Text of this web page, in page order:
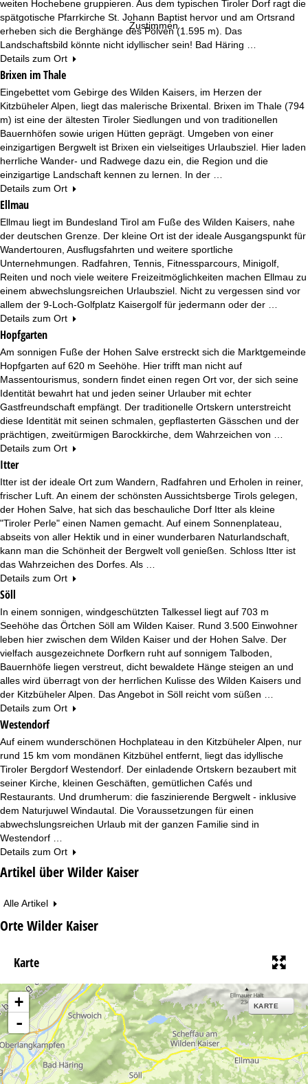
Zustimmen
weiten Hochebene gruppieren. Aus dem typischen Tiroler Dorf ragt die
spätgotische Pfarrkirche St. Johann Baptist hervor und am Ortsrand
erheben sich die Berghänge des Pölven (1.595 m). Das
Landschaftsbild könnte nicht idyllischer sein! Bad Häring …
Details zum Ort
Brixen im Thale
Eingebettet vom Gebirge des Wilden Kaisers, im Herzen der
Kitzbüheler Alpen, liegt das malerische Brixental. Brixen im Thale (794
m) ist eine der ältesten Tiroler Siedlungen und von traditionellen
Bauernhöfen sowie urigen Hütten geprägt. Umgeben von einer
einzigartigen Bergwelt ist Brixen ein vielseitiges Urlaubsziel. Hier laden
herrliche Wander- und Radwege dazu ein, die Region und die
einzigartige Landschaft kennen zu lernen. In der …
Details zum Ort
Ellmau
Ellmau liegt im Bundesland Tirol am Fuße des Wilden Kaisers, nahe
der deutschen Grenze. Der kleine Ort ist der ideale Ausgangspunkt für
Wandertouren, Ausflugsfahrten und weitere sportliche
Unternehmungen. Radfahren, Tennis, Fitnessparcours, Minigolf,
Reiten und noch viele weitere Freizeitmöglichkeiten machen Ellmau zu
einem abwechslungsreichen Urlaubsziel. Nicht zu vergessen sind vor
allem der 9-Loch-Golfplatz Kaisergolf für jedermann oder der …
Details zum Ort
Hopfgarten
Am sonnigen Fuße der Hohen Salve erstreckt sich die Marktgemeinde
Hopfgarten auf 620 m Seehöhe. Hier trifft man nicht auf
Massentourismus, sondern findet einen regen Ort vor, der sich seine
Identität bewahrt hat und jeden seiner Urlauber mit echter
Gastfreundschaft empfängt. Der traditionelle Ortskern unterstreicht
diese Identität mit seinen schmalen, gepflasterten Gässchen und der
prächtigen, zweitürmigen Barockkirche, dem Wahrzeichen von …
Details zum Ort
Itter
Itter ist der ideale Ort zum Wandern, Radfahren und Erholen in reiner,
frischer Luft. An einem der schönsten Aussichtsberge Tirols gelegen,
der Hohen Salve, hat sich das beschauliche Dorf Itter als kleine
"Tiroler Perle" einen Namen gemacht. Auf einem Sonnenplateau,
abseits von aller Hektik und in einer wunderbaren Naturlandschaft,
kann man die Schönheit der Bergwelt voll genießen. Schloss Itter ist
das Wahrzeichen des Dorfes. Als …
Details zum Ort
Söll
In einem sonnigen, windgeschützten Talkessel liegt auf 703 m
Seehöhe das Örtchen Söll am Wilden Kaiser. Rund 3.500 Einwohner
leben hier zwischen dem Wilden Kaiser und der Hohen Salve. Der
vielfach ausgezeichnete Dorfkern ruht auf sonnigem Talboden,
Bauernhöfe liegen verstreut, dicht bewaldete Hänge steigen an und
alles wird überragt von der herrlichen Kulisse des Wilden Kaisers und
der Kitzbüheler Alpen. Das Angebot in Söll reicht vom süßen …
Details zum Ort
Westendorf
Auf einem wunderschönen Hochplateau in den Kitzbüheler Alpen, nur
rund 15 km vom mondänen Kitzbühel entfernt, liegt das idyllische
Tiroler Bergdorf Westendorf. Der einladende Ortskern bezaubert mit
seiner Kirche, kleinen Geschäften, gemütlichen Cafés und
Restaurants. Und drumherum: die faszinierende Bergwelt - inklusive
dem Naturjuwel Windautal. Die Voraussetzungen für einen
abwechslungsreichen Urlaub mit der ganzen Familie sind in
Westendorf …
Details zum Ort
Artikel über Wilder Kaiser
Alle Artikel
Orte Wilder Kaiser
Karte
+
-
KARTE